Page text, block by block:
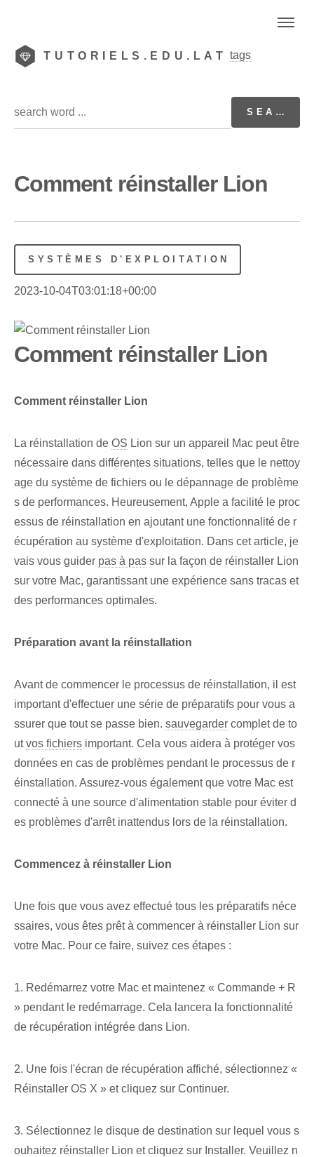
TUTORIELS.EDU.LAT tags
Comment réinstaller Lion
SYSTÈMES D'EXPLOITATION
2023-10-04T03:01:18+00:00
Comment réinstaller Lion
Comment réinstaller Lion
La réinstallation de OS Lion sur un appareil Mac peut être
nécessaire dans différentes situations, telles que le nettoy
age du système de fichiers ou le dépannage de problème
s de performances. Heureusement, Apple a facilité le proc
essus de réinstallation en ajoutant une fonctionnalité de r
écupération au système d'exploitation. Dans cet article, je
vais vous guider pas à pas sur la façon de réinstaller Lion
sur votre Mac, garantissant une expérience sans tracas et
des performances optimales.
Préparation avant la réinstallation
Avant de commencer le processus de réinstallation, il est
important d'effectuer une série de préparatifs pour vous a
ssurer que tout se passe bien. sauvegarder complet de to
utvos fichiers important. Cela vous aidera à protéger vos ⁢
données ​en cas⁤ de problèmes ⁤pendant le processus de r
éinstallation. ‌Assurez-vous également que votre Mac est
connecté⁢ à une source ⁤d'alimentation⁤ stable pour ⁣éviter d
es problèmes d'arrêt inattendus lors de la réinstallation.
Commencez à réinstaller Lion
Une fois que vous avez effectué tous les préparatifs néce
ssaires, vous êtes prêt à commencer à réinstaller Lion sur
votre Mac. Pour ce faire, suivez ces étapes :
1. Redémarrez votre Mac et maintenez « Commande + R
» ⁢pendant le redémarrage. Cela lancera la fonctionnalité
de récupération intégrée dans Lion.
2. Une fois l'écran de récupération affiché, sélectionnez «
Réinstaller OS X » et cliquez sur Continuer.
3. Sélectionnez le disque de destination sur lequel vous s
ouhaitez réinstaller Lion et cliquez sur Installer. ⁤Veuillez n